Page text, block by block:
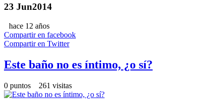
23 Jun2014
hace 12 años
Compartir en facebook
Compartir en Twitter
Este baño no es íntimo, ¿o sí?
0 puntos 261 visitas